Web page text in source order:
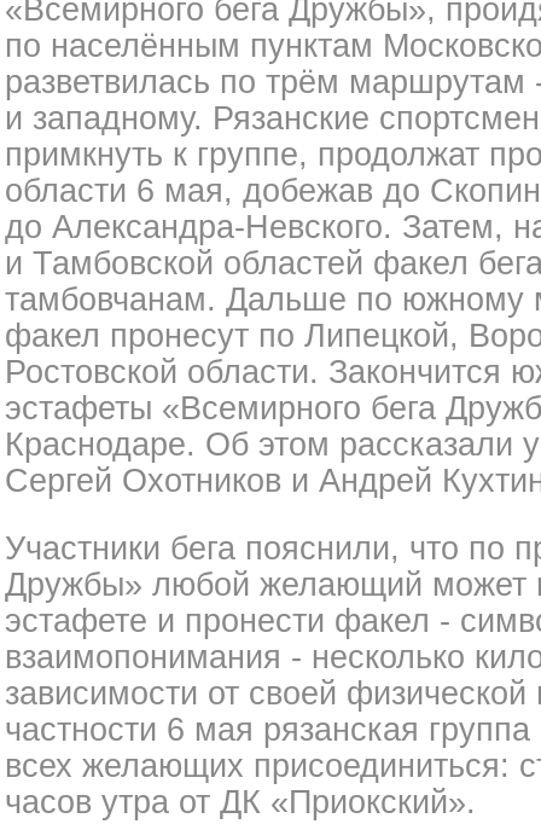
«Всемирного бега Дружбы»,
по населённым пунктам
разветвилась по трём
и западному. Рязанские
примкнуть к группе, продолжат
области 6 мая, добежав до
до Александра-Невского. Затем,
и Тамбовской областей факел
тамбовчанам. Дальше по южному
факел пронесут по Липецкой,
Ростовской области. Закончится
эстафеты «Всемирного бега
Краснодаре. Об этом рассказали
Сергей Охотников и Андрей
Участники бега пояснили, что по
Дружбы» любой желающий может
эстафете и пронести факел -
взаимопонимания - несколько
зависимости от своей физической
частности 6 мая рязанская
всех желающих присоединиться:
часов утра от ДК «Приокский».